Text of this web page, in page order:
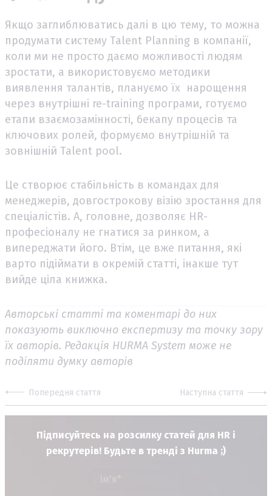
Якщо заглиблюватись далі в цю тему, то можна
продумати систему Talent Planning в компанії,
коли ми не просто даємо можливості людям
зростати, а використовуємо методики
виявлення талантів, плануємо їх нарощення
через внутрішні re-training програми, готуємо
етапи взаємозамінності, бекапу процесів та
ключових ролей, формуємо внутрішній та
зовнішній Talent pool.
Це створює стабільність в командах для
менеджерів, довгострокову візію зростання для
спеціалістів. А, головне, дозволяє HR-
професіоналу не гнатися за ринком, а
випереджати його. Втім, це вже питання, які
варто підіймати в окремій статті, інакше тут
вийде ціла книжка.
Авторські статті та коментарі до них
показують виключно експертизу та точку зору
їх авторів. Редакція HURMA System може не
поділяти думку авторів
Попередня стаття Наступна стаття
Підписуйтесь на розсилку статей для HR і
рекрутерів! Будьте в тренді з Hurma ;)